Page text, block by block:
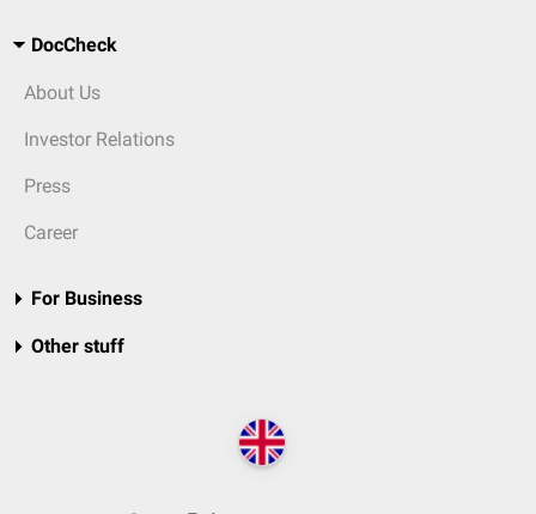
DocCheck
About Us
Investor Relations
Press
Career
For Business
Other stuff